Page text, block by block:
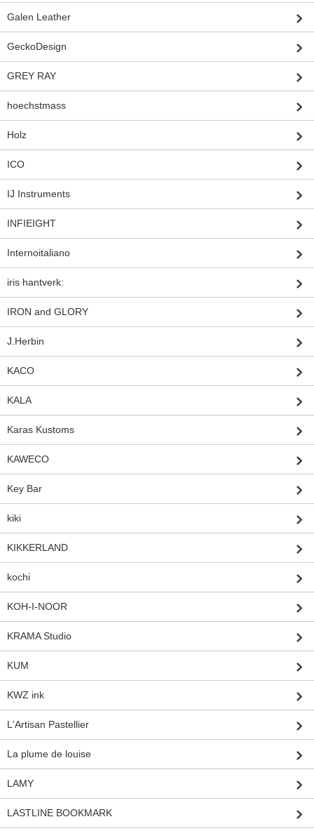
Galen Leather
GeckoDesign
GREY RAY
hoechstmass
Holz
ICO
IJ Instruments
INFIEIGHT
Internoitaliano
iris hantverk:
IRON and GLORY
J.Herbin
KACO
KALA
Karas Kustoms
KAWECO
Key Bar
kiki
KIKKERLAND
kochi
KOH-I-NOOR
KRAMA Studio
KUM
KWZ ink
L'Artisan Pastellier
La plume de louise
LAMY
LASTLINE BOOKMARK